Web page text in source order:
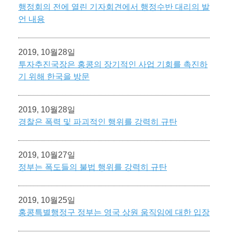
행정회의 전에 열린 기자회견에서 행정수반 대리의 발
언 내용
2019, 10월28일
투자추진국장은 홍콩의 장기적인 사업 기회를 촉진하
기 위해 한국을 방문
2019, 10월28일
경찰은 폭력 및 파괴적인 행위를 강력히 규탄
2019, 10월27일
정부는 폭도들의 불법 행위를 강력히 규탄
2019, 10월25일
홍콩특별행정구 정부는 영국 상원 움직임에 대한 입장